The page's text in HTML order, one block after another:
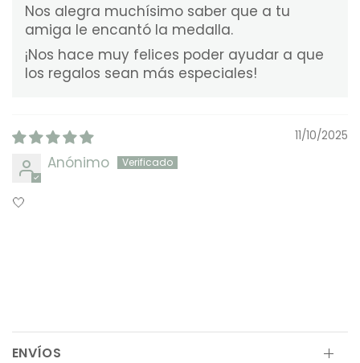
Nos alegra muchísimo saber que a tu
amiga le encantó la medalla.
¡Nos hace muy felices poder ayudar a que
los regalos sean más especiales!
11/10/2025
Anónimo
🤍
ENVÍOS